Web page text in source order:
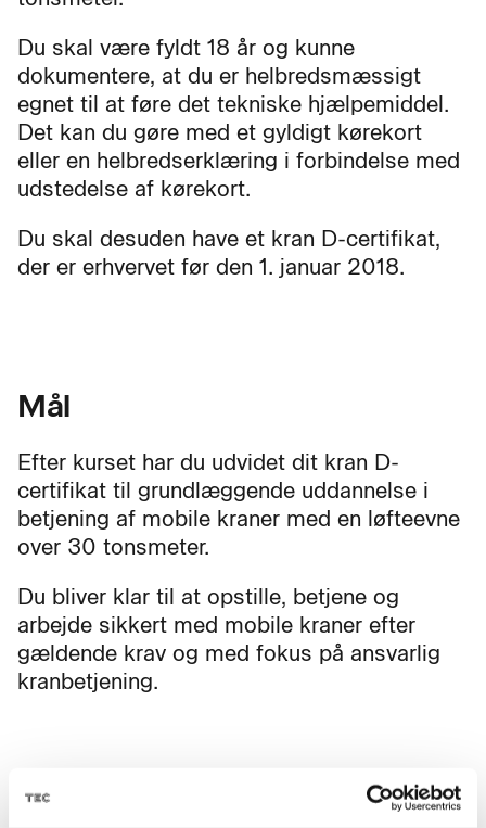
Du skal være fyldt 18 år og kunne
dokumentere, at du er helbredsmæssigt
egnet til at føre det tekniske hjælpemiddel.
Det kan du gøre med et gyldigt kørekort
eller en helbredserklæring i forbindelse med
udstedelse af kørekort.
Du skal desuden have et kran D-certifikat,
der er erhvervet før den 1. januar 2018.
Mål
Efter kurset har du udvidet dit kran D-
certifikat til grundlæggende uddannelse i
betjening af mobile kraner med en løfteevne
over 30 tonsmeter.
Du bliver klar til at opstille, betjene og
arbejde sikkert med mobile kraner efter
gældende krav og med fokus på ansvarlig
kranbetjening.